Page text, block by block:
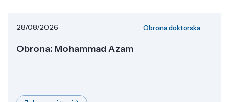
28/08/2026 Obrona doktorska
Obrona: Mohammad Azam